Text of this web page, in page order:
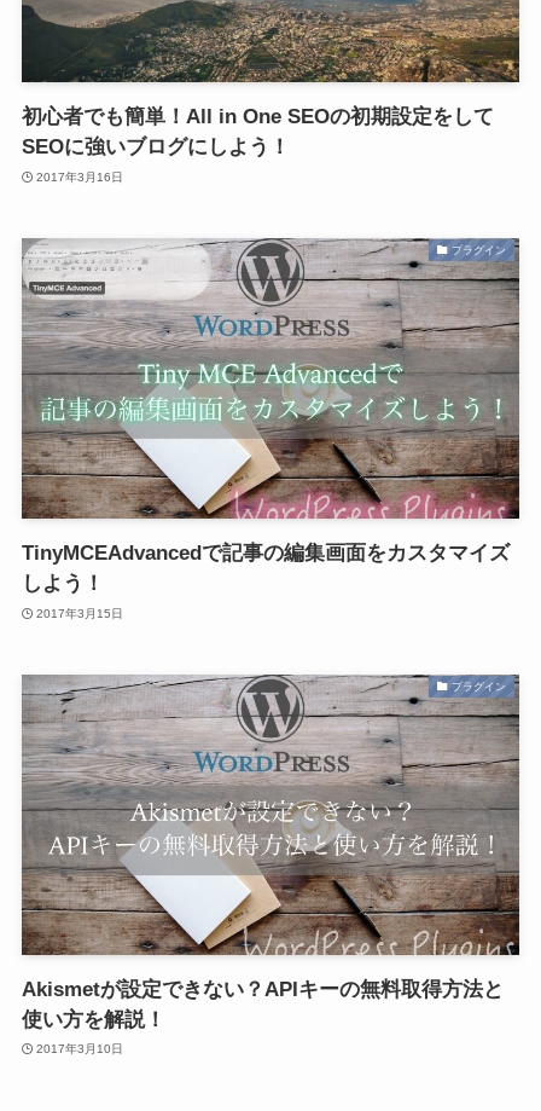
初心者でも簡単！All in One SEOの初期設定をして
SEOに強いブログにしよう！
2017年3月16日
プラグイン
TinyMCEAdvancedで記事の編集画面をカスタマイズ
しよう！
2017年3月15日
プラグイン
Akismetが設定できない？APIキーの無料取得方法と
使い方を解説！
2017年3月10日